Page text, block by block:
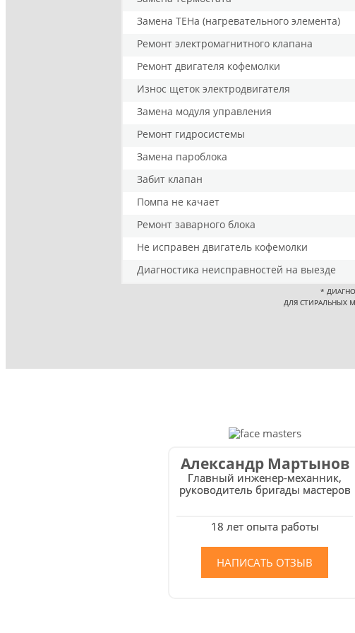
Замена ТЕНа (нагревательного элемента)
Ремонт электромагнитного клапана
Ремонт двигателя кофемолки
Износ щеток электродвигателя
Замена модуля управления
Ремонт гидросистемы
Замена пароблока
Забит клапан
Помпа не качает
Ремонт заварного блока
Не исправен двигатель кофемолки
Диагностика неисправностей на выезде
*
ДЛЯ СТИРАЛЬНЫХ
Александр Мартынов
Главный инженер-механник,
руководитель бригады мастеров
18 лет опыта работы
НАПИСАТЬ ОТЗЫВ